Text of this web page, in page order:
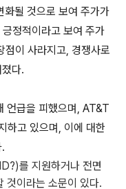
될 것으로 보여 주가가
정적이라고 보여 주가
이 사라지고, 경쟁사로
다.
언급을 피했으며, AT&T
하고 있으며, 이에 대한
를 지원하거나 전면
것이라는 소문이 있다.